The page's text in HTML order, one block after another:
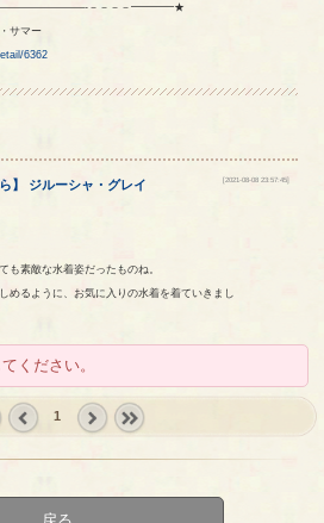
－－－－━━━━★
サマー
6362
】 ジルーシャ ・ グレイ
[2021-08-08 23:57:45]
も素敵な水着姿だったものね。
めるように、お気に入りの水着を着ていきまし
ください。
1